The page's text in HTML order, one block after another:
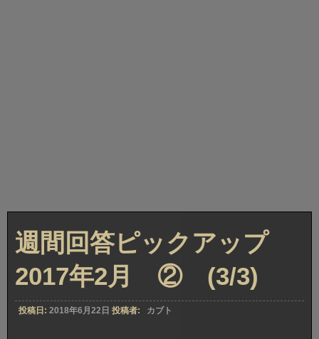
週間回答ピックアップ
2017年2月 ② (3/3)
投稿日: 2018年6月22日 投稿者: カブト